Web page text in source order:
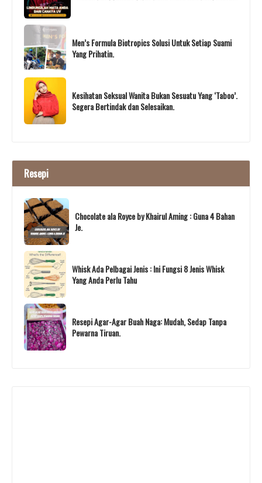
Men’s Formula Biotropics Solusi Untuk Setiap Suami
Yang Prihatin.
Kesihatan Seksual Wanita Bukan Sesuatu Yang ‘Taboo’.
Segera Bertindak dan Selesaikan.
Resepi
Chocolate ala Royce by Khairul Aming : Guna 4 Bahan
Je.
Whisk Ada Pelbagai Jenis : Ini Fungsi 8 Jenis Whisk
Yang Anda Perlu Tahu
Resepi Agar-Agar Buah Naga: Mudah, Sedap Tanpa
Pewarna Tiruan.